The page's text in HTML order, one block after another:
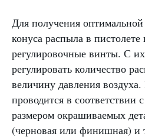
Для получения
конуса распыла в
регулировочные винты. С
регулировать количество
величину давления воздуха.
проводится в соответствии
размером окрашиваемых
(черновая или финишная) и